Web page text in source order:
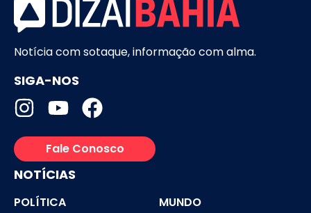
Notícia com sotaque, informação com alma.
SIGA-NOS
Fale Conosco
NOTÍCIAS
POLÍTICA
MUNDO